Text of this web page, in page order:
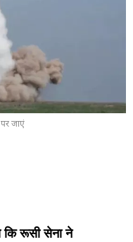
जाएं
कि रूसी सेना ने